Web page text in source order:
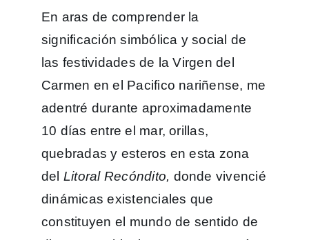
En aras de comprender la
significación simbólica y social de
las festividades de la Virgen del
Carmen en el Pacifico nariñense, me
adentré durante aproximadamente
10 días entre el mar, orillas,
quebradas y esteros en esta zona
del Litoral Recóndito, donde vivencié
dinámicas existenciales que
constituyen el mundo de sentido de